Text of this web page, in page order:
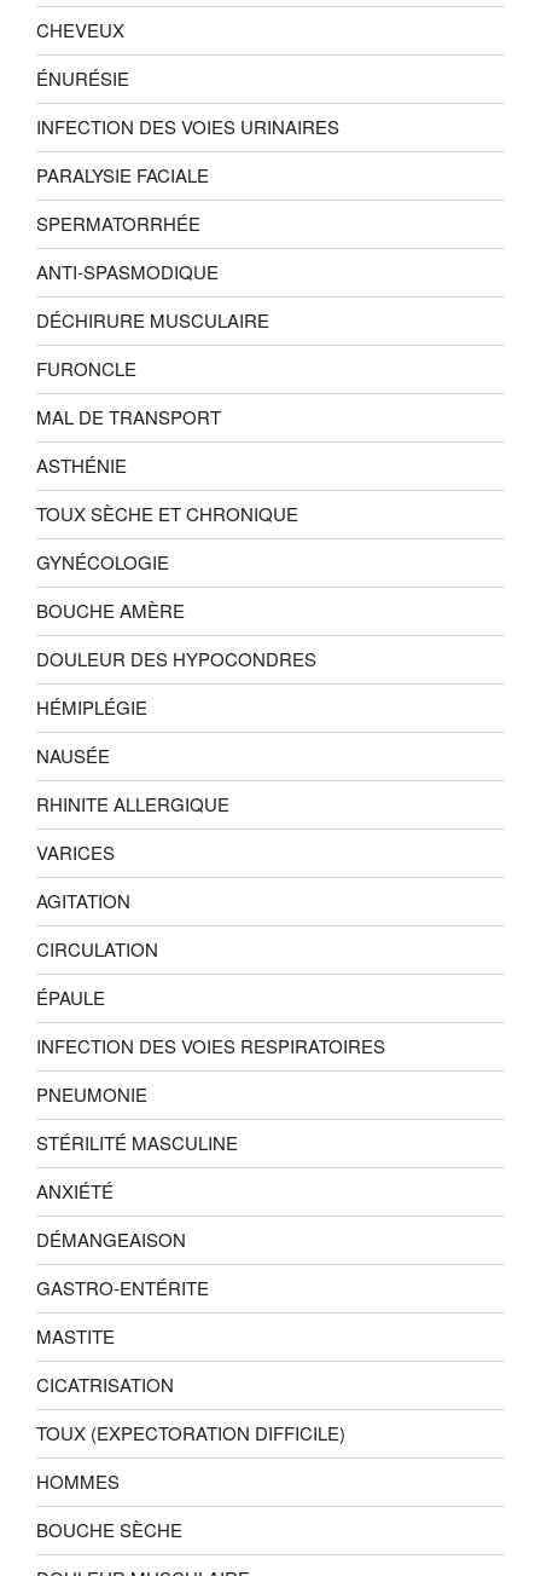
CHEVEUX
ÉNURÉSIE
INFECTION DES VOIES URINAIRES
PARALYSIE FACIALE
SPERMATORRHÉE
ANTI-SPASMODIQUE
DÉCHIRURE MUSCULAIRE
FURONCLE
MAL DE TRANSPORT
ASTHÉNIE
TOUX SÈCHE ET CHRONIQUE
GYNÉCOLOGIE
BOUCHE AMÈRE
DOULEUR DES HYPOCONDRES
HÉMIPLÉGIE
NAUSÉE
RHINITE ALLERGIQUE
VARICES
AGITATION
CIRCULATION
ÉPAULE
INFECTION DES VOIES RESPIRATOIRES
PNEUMONIE
STÉRILITÉ MASCULINE
ANXIÉTÉ
DÉMANGEAISON
GASTRO-ENTÉRITE
MASTITE
CICATRISATION
TOUX (EXPECTORATION DIFFICILE)
HOMMES
BOUCHE SÈCHE